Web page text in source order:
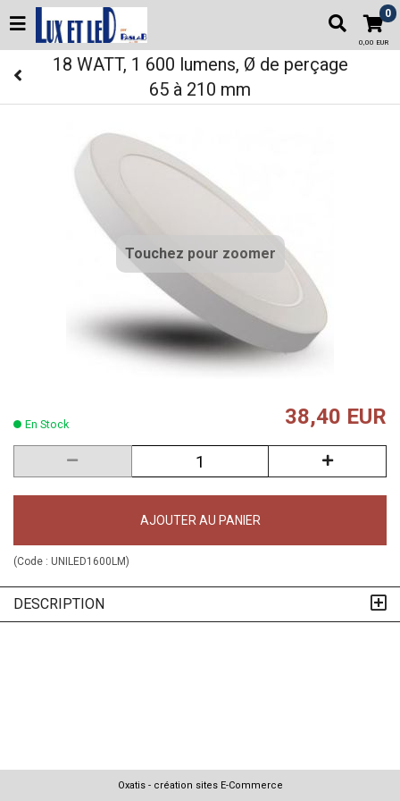
0
0,00 EUR
18 WATT, 1 600 lumens, Ø de perçage
65 à 210 mm
Touchez pour zoomer
En Stock 38,40 EUR
AJOUTER AU PANIER
(Code : UNILED1600LM)
DESCRIPTION
Oxatis - création sites E-Commerce